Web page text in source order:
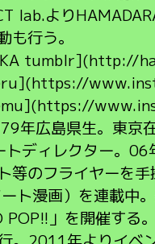
lab.より
も行う。
tumblr](http://
年広島県生。東京
ディレクター。06
等のフライヤーを
ト漫画）を連載中
POP!!」を開催す